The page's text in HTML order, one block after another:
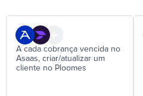
A cada cobrança vencida no
Asaas, criar/atualizar um
cliente no Ploomes